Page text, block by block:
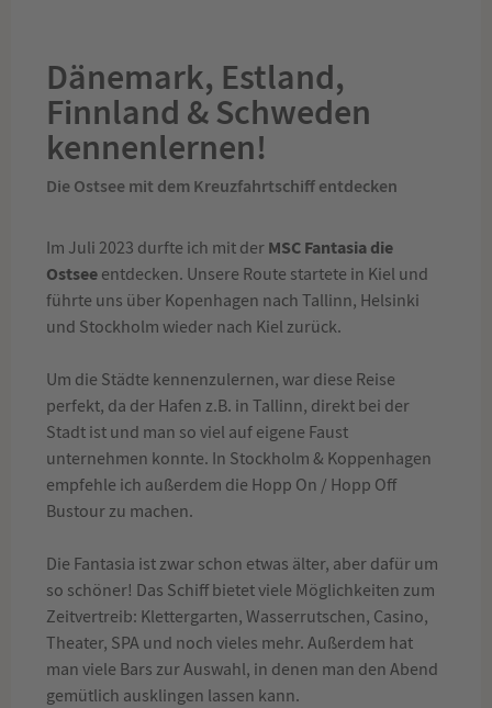
Dänemark, Estland,
Finnland & Schweden
kennenlernen!
Die Ostsee mit dem Kreuzfahrtschiff entdecken
Im Juli 2023 durfte ich mit der MSC Fantasia die
Ostsee entdecken. Unsere Route startete in Kiel und
führte uns über Kopenhagen nach Tallinn, Helsinki
und Stockholm wieder nach Kiel zurück.
Um die Städte kennenzulernen, war diese Reise
perfekt, da der Hafen z.B. in Tallinn, direkt bei der
Stadt ist und man so viel auf eigene Faust
unternehmen konnte. In Stockholm & Koppenhagen
empfehle ich außerdem die Hopp On / Hopp Off
Bustour zu machen.
Die Fantasia ist zwar schon etwas älter, aber dafür um
so schöner! Das Schiff bietet viele Möglichkeiten zum
Zeitvertreib: Klettergarten, Wasserrutschen, Casino,
Theater, SPA und noch vieles mehr. Außerdem hat
man viele Bars zur Auswahl, in denen man den Abend
gemütlich ausklingen lassen kann.